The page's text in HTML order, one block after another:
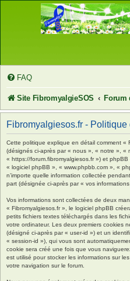
FAQ
Site FibromyalgieSOS Forum
Fibromyalgiesos.fr -
Cette politique explique en détail comment «
(désignés ci-après par « nous », « notre », «
« https://forum.fibromyalgiesos.fr ») et
« logiciel phpBB », « www.phpbb.com », «
n’importe quelle information collectée
part (désignée ci-après par « vos informations
Vos informations sont collectées de deux
« Fibromyalgiesos.fr », le logiciel phpBB
petits fichiers textes téléchargés dans les
votre ordinateur. Les deux premiers cookies
(désigné ci-après par « user-id ») et un
« session-id »), qui vous sont
cookie sera créé une fois que vous
est utilisé pour stocker les informations sur
votre navigation sur le forum.